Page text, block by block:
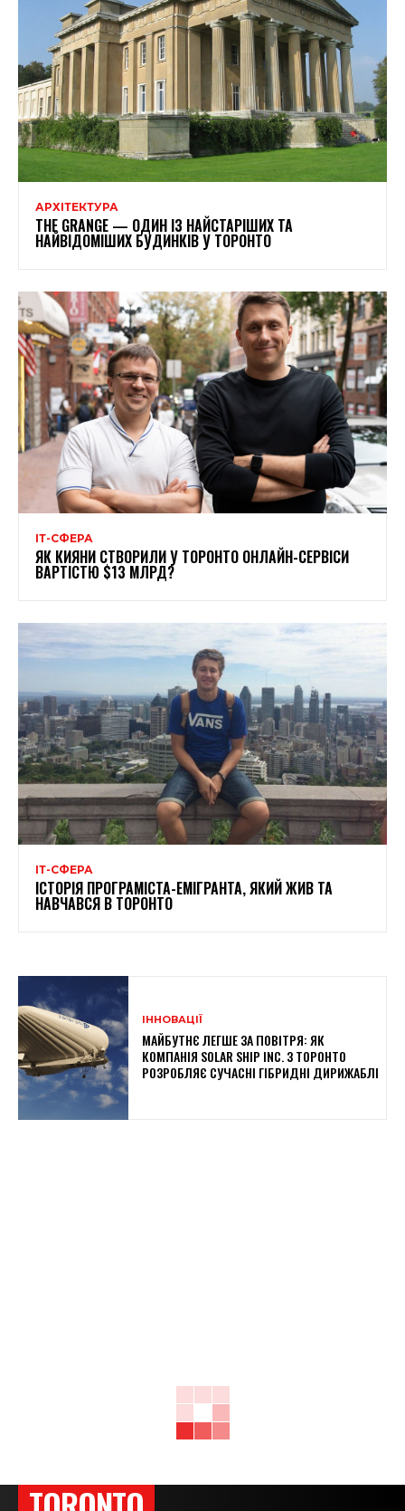
АРХІТЕКТУРА
THE GRANGE — ОДИН ІЗ НАЙСТАРІШИХ ТА
НАЙВІДОМІШИХ БУДИНКІВ У ТОРОНТО
ІТ-СФЕРА
ЯК КИЯНИ СТВОРИЛИ У ТОРОНТО ОНЛАЙН-СЕРВІСИ
ВАРТІСТЮ $13 МЛРД?
ІТ-СФЕРА
ІСТОРІЯ ПРОГРАМІСТА-ЕМІГРАНТА, ЯКИЙ ЖИВ ТА
НАВЧАВСЯ В ТОРОНТО
ІННОВАЦІЇ
МАЙБУТНЄ ЛЕГШЕ ЗА ПОВІТРЯ: ЯК
КОМПАНІЯ SOLAR SHIP INC. З ТОРОНТО
РОЗРОБЛЯЄ СУЧАСНІ ГІБРИДНІ ДИРИЖАБЛІ